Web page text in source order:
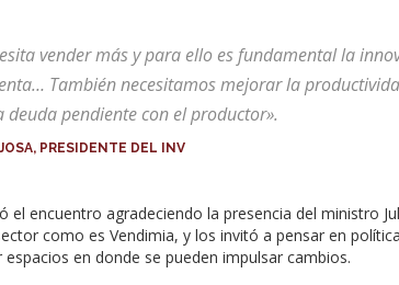
vender más y para ello es fundamental la
También necesitamos mejorar la
deuda pendiente con el productor».
PRESIDENTE DEL INV
el encuentro agradeciendo la presencia del ministro
como es Vendimia, y los invitó a pensar en
en donde se pueden impulsar cambios.